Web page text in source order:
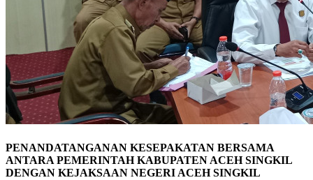
PENANDATANGANAN KESEPAKATAN BERSAMA
ANTARA PEMERINTAH KABUPATEN ACEH SINGKIL
DENGAN KEJAKSAAN NEGERI ACEH SINGKIL